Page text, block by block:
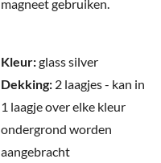
magneet gebruiken.
Kleur:glass silver
Dekking: 2 laagjes - kan in
1 laagje over elke kleur
ondergrond worden
aangebracht